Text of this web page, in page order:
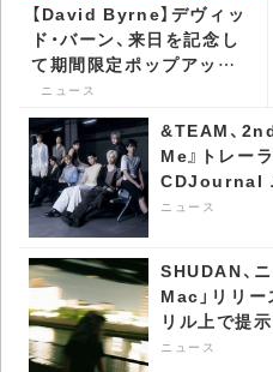
【David Byrne】デヴィッ
ド・バーン、来日を記念し
て期間限定ポップアップ・
ストアが代官山 蔦屋書店
で開催決定 - CDJournal
ニュース
ニュース
&TEAM、
Me』トレー
CDJournal
ニュース
SHUDAN、
Mac」リリ
リル上で提
ニュース